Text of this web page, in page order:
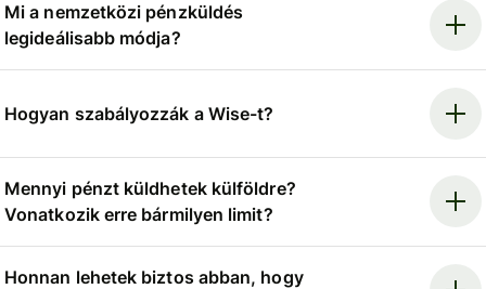
Mi a nemzetközi pénzküldés
legideálisabb módja?
Hogyan szabályozzák a Wise-t?
Mennyi pénzt küldhetek külföldre?
Vonatkozik erre bármilyen limit?
Honnan lehetek biztos abban, hogy